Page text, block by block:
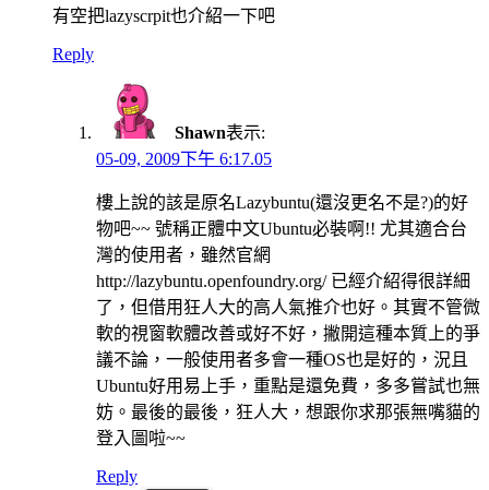
有空把lazyscrpit也介紹一下吧
Reply
Shawn表示:
05-09, 2009下午 6:17.05
樓上說的該是原名Lazybuntu(還沒更名不是?)的好
物吧~~ 號稱正體中文Ubuntu必裝啊!! 尤其適合台
灣的使用者，雖然官網
http://lazybuntu.openfoundry.org/ 已經介紹得很詳細
了，但借用狂人大的高人氣推介也好。其實不管微
軟的視窗軟體改善或好不好，撇開這種本質上的爭
議不論，一般使用者多會一種OS也是好的，況且
Ubuntu好用易上手，重點是還免費，多多嘗試也無
妨。最後的最後，狂人大，想跟你求那張無嘴貓的
登入圖啦~~
Reply